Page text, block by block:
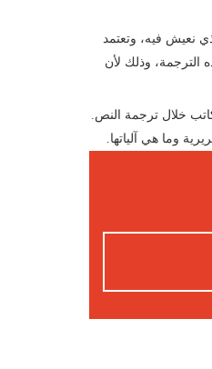
نعيش فيه، وتعتمد
الترجمة، وذلك لأن
خلال ترجمة النص.
وما هي آلياتها.